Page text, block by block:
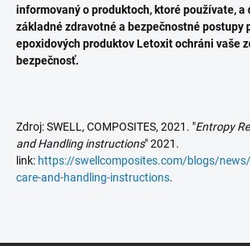
informovaný o produktoch, ktoré používate, a
základné zdravotné a bezpečnostné postupy
epoxidových produktov Letoxit ochráni vaše
bezpečnosť.
Zdroj: SWELL, COMPOSITES, 2021. "Entropy
and Handling instructions" 2021.
link: https://swellcomposites.com/blogs/
care-and-handling-instructions.